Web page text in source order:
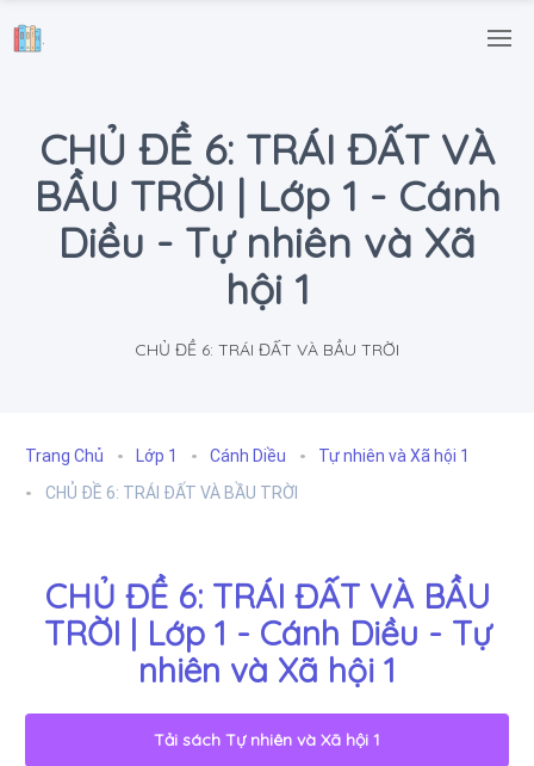
.
CHỦ ĐỀ 6: TRÁI ĐẤT VÀ
BẦU TRỜI | Lớp 1 - Cánh
Diều - Tự nhiên và Xã
hội 1
CHỦ ĐỀ 6: TRÁI ĐẤT VÀ BẦU TRỜI
Trang Chủ Lớp 1 Cánh Diều
Tự nhiên và Xã hội 1
CHỦ ĐỀ 6: TRÁI ĐẤT VÀ BẦU TRỜI
CHỦ ĐỀ 6: TRÁI ĐẤT VÀ BẦU
TRỜI | Lớp 1 - Cánh Diều - Tự
nhiên và Xã hội 1
Tải sách Tự nhiên và Xã hội 1